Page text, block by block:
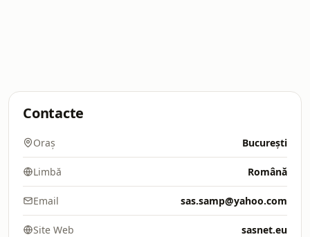
Contacte
Oraș București
Limbă Română
Email sas.samp@yahoo.com
Site Web sasnet.eu